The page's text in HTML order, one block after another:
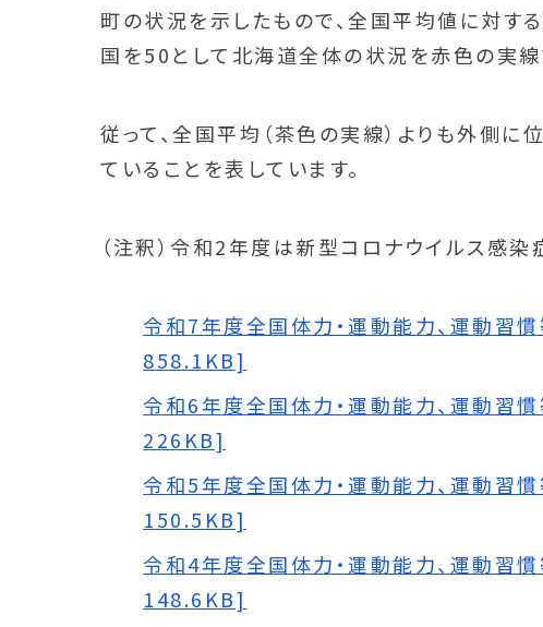
町の状況を示したもので、全国平均値に対す
国を50として北海道全体の状況を赤色の実線
従って、全国平均（茶色の実線）よりも外側
ていることを表しています。
（注釈）令和2年度は新型コロナウイルス感
令和7年度全国体力・運動能力、運動習
858.1KB]
令和6年度全国体力・運動能力、運動習
226KB]
令和5年度全国体力・運動能力、運動習
150.5KB]
令和4年度全国体力・運動能力、運動習
148.6KB]